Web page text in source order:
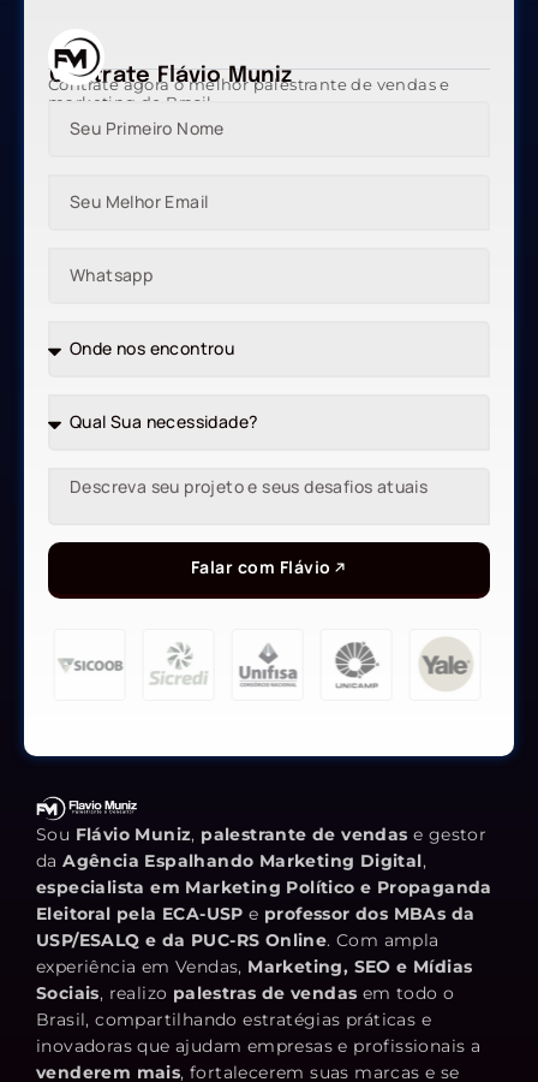
Contrate Flávio Muniz
Contrate agora o melhor palestrante de vendas e
marketing do Brasil
Falar com Flávio
Sou Flávio Muniz, palestrante de vendas e gestor
daAgência Espalhando Marketing Digital,
especialista em Marketing Político e Propaganda
Eleitoral pela ECA-USP e professor dos MBAs da
USP/ESALQ e da PUC-RS Online. Com ampla
experiência em Vendas, Marketing, SEO e Mídias
Sociais, realizo palestras de vendas em todo o
Brasil, compartilhando estratégias práticas e
inovadoras que ajudam empresas e profissionais a
venderem mais, fortalecerem suas marcas e se